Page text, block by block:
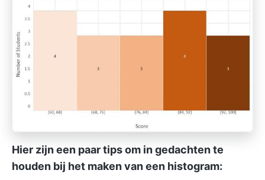
Hier zijn een paar tips om in gedachten te
houden bij het maken van een histogram: